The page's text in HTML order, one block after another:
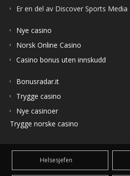
Er en del av Discover Sports Media
Nye casino
Norsk Online Casino
Casino bonus uten innskudd
Bonusradar.it
Trygge casino
Nye casinoer
Trygge norske casino
Helsesjefen